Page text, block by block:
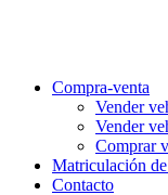
Compra-venta
Vender
Vender
Comprar
Matriculación
Contacto